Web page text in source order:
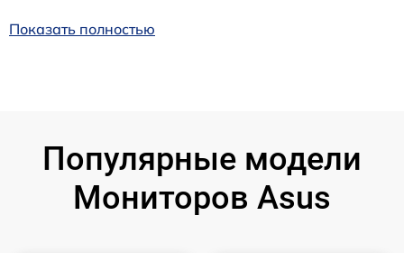
Показать полностью
Популярные модели
Мониторов Asus